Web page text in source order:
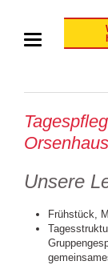
Unsere
Frühstück,